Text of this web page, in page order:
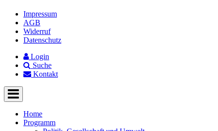
Impressum
AGB
Widerruf
Datenschutz
Login
Suche
Kontakt
Home
Programm